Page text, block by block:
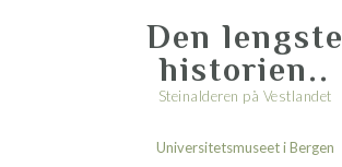
Den lengste
historien..
Steinalderen på Vestlandet
Universitetsmuseet i Bergen